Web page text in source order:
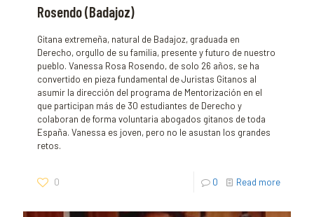
Rosendo (Badajoz)
Gitana extremeña, natural de Badajoz, graduada en
Derecho, orgullo de su familia, presente y futuro de nuestro
pueblo. Vanessa Rosa Rosendo, de solo 26 años, se ha
convertido en pieza fundamental de Juristas Gitanos al
asumir la dirección del programa de Mentorización en el
que participan más de 30 estudiantes de Derecho y
colaboran de forma voluntaria abogados gitanos de toda
España. Vanessa es joven, pero no le asustan los grandes
retos.
0 0 Read more